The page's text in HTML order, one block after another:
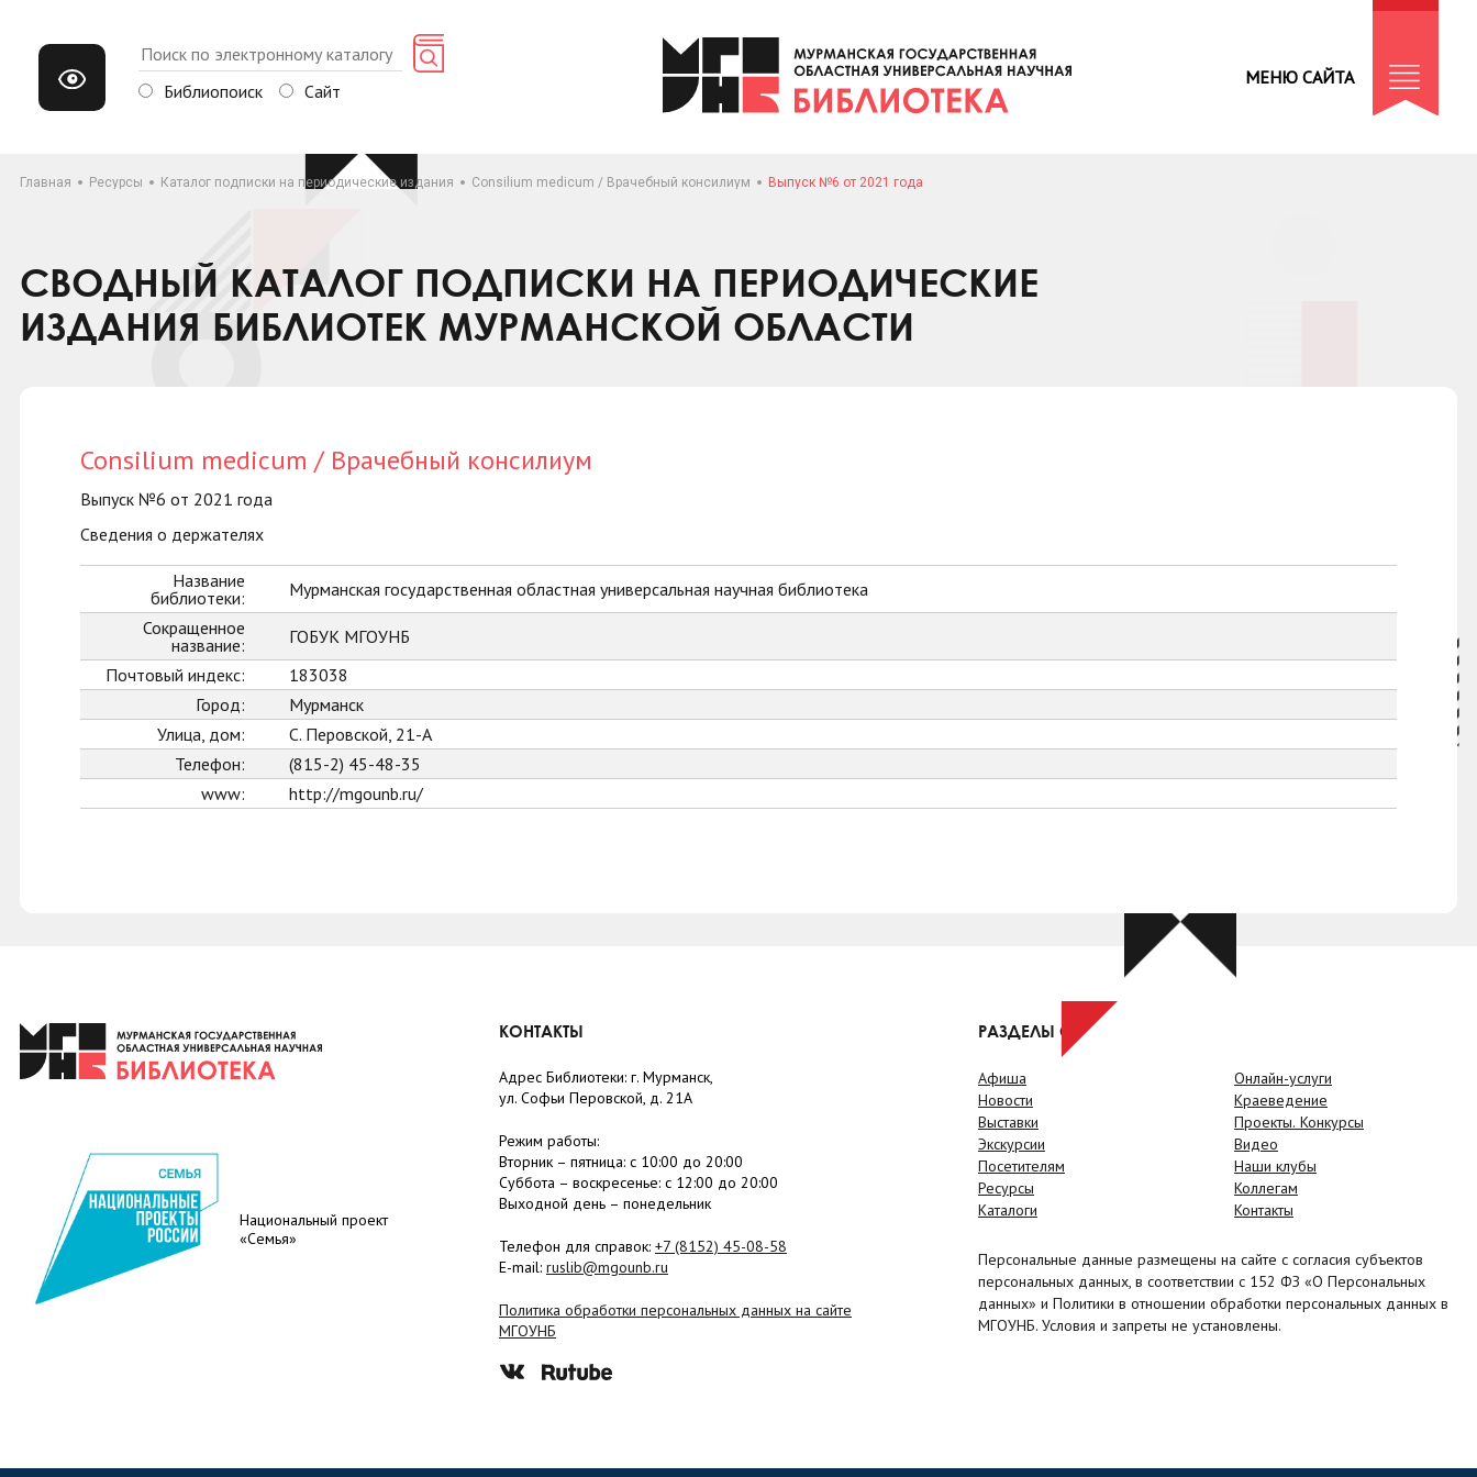
Библиопоиск Сайт
МЕНЮ САЙТА
Главная Ресурсы Каталог подписки на периодические издания Consilium medicum / Врачебный консилиум Выпуск №6 от 2021 года
СВОДНЫЙ КАТАЛОГ ПОДПИСКИ НА ПЕРИОДИЧЕСКИЕ
ИЗДАНИЯ БИБЛИОТЕК МУРМАНСКОЙ ОБЛАСТИ
Consilium medicum / Врачебный консилиум
Выпуск №6 от 2021 года
Сведения о держателях
Название
библиотеки:
Мурманская государственная областная универсальная научная библиотека
Сокращенное
название:
ГОБУК МГОУНБ
Почтовый индекс:
183038
Город:
Мурманск
Улица, дом:
С. Перовской, 21-А
Телефон:
(815-2) 45-48-35
www:
http://mgounb.ru/
Национальный проект
«Семья»
КОНТАКТЫ
Адрес Библиотеки: г. Мурманск,
ул. Софьи Перовской, д. 21А
Режим работы:
Вторник – пятница: с 10:00 до 20:00
Суббота – воскресенье: c 12:00 до 20:00
Выходной день – понедельник
Телефон для справок: +7 (8152) 45-08-58
E-mail: ruslib@mgounb.ru
Политика обработки персональных данных на сайте
МГОУНБ
РАЗДЕЛЫ САЙТА
Афиша
Новости
Выставки
Экскурсии
Посетителям
Ресурсы
Каталоги
Онлайн-услуги
Краеведение
Проекты. Конкурсы
Видео
Наши клубы
Коллегам
Контакты
Персональные данные размещены на сайте с согласия субъектов
персональных данных, в соответствии с 152 ФЗ «О Персональных
данных» и Политики в отношении обработки персональных данных в
МГОУНБ. Условия и запреты не установлены.